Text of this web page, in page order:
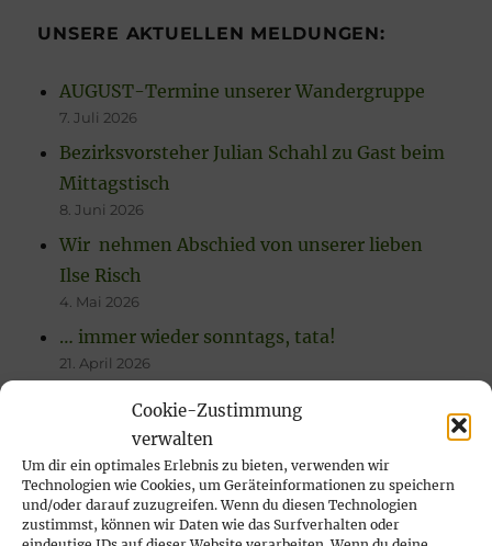
Cookie-Zustimmung
verwalten
Um dir ein optimales Erlebnis zu bieten, verwenden wir
Technologien wie Cookies, um Geräteinformationen zu speichern
und/oder darauf zuzugreifen. Wenn du diesen Technologien
zustimmst, können wir Daten wie das Surfverhalten oder
UNSERE AKTUELLEN MELDUNGEN:
AUGUST-Termine unserer Wandergruppe
7. Juli 2026
Bezirksvorsteher Julian Schahl zu Gast beim
Mittagstisch
8. Juni 2026
Wir nehmen Abschied von unserer lieben
Ilse Risch
4. Mai 2026
… immer wieder sonntags, tata!
21. April 2026
Rückblick auf das Karfreitags-Fischessen
Nachlese Rosenmontagsparty 2026: es
wurde gesungen, gelacht & geschunkelt!
23. Februar 2026